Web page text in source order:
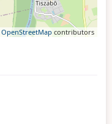
OpenStreetMap contributors